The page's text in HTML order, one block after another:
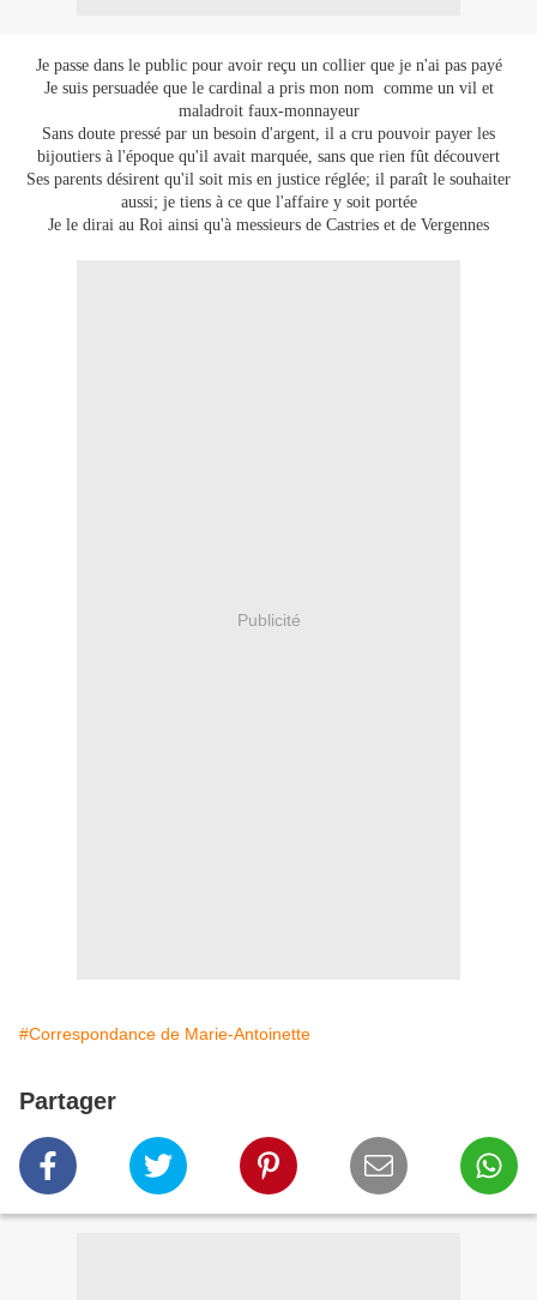
Je passe dans le public pour avoir reçu un collier que je n'ai pas payé
Je suis persuadée que le cardinal a pris mon nom comme un vil et
maladroit faux-monnayeur
Sans doute pressé par un besoin d'argent, il a cru pouvoir payer les
bijoutiers à l'époque qu'il avait marquée, sans que rien fût découvert
Ses parents désirent qu'il soit mis en justice réglée; il paraît le souhaiter
aussi; je tiens à ce que l'affaire y soit portée
Je le dirai au Roi ainsi qu'à messieurs de Castries et de Vergennes
Publicité
#Correspondance de Marie-Antoinette
Partager